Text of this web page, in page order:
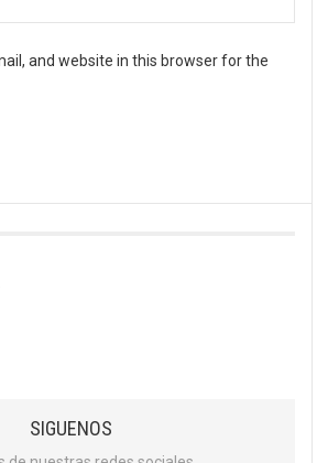
and website in this browser for the
SIGUENOS